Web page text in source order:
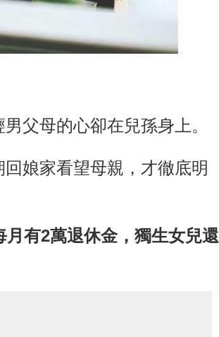
父母的心卻在兒孫身上。
娘家看望母親，才徹底明
有2萬退休金，獨生女兒還